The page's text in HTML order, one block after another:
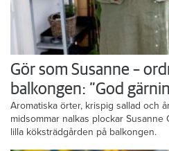
Gör som Susanne –
balkongen: ”God
Aromatiska örter, krispig sallad och
midsommar nalkas plockar
lilla köksträdgården på balkongen.